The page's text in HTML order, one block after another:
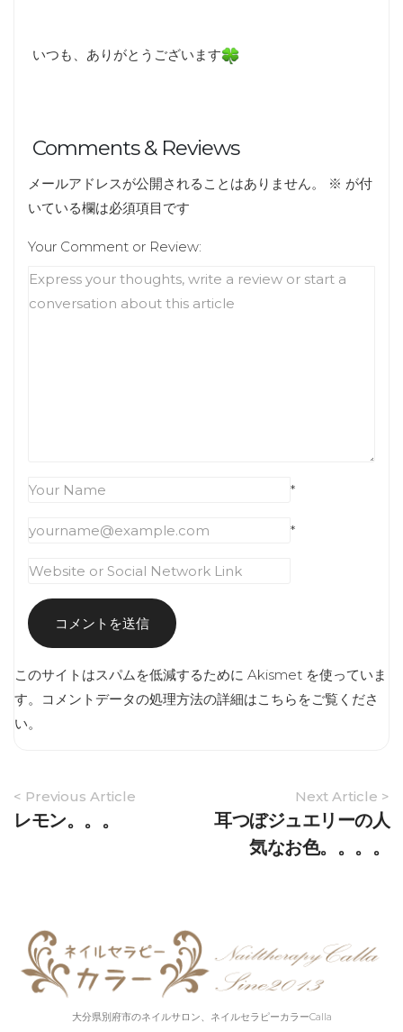
いつも、ありがとうございます
Comments & Reviews
メールアドレスが公開されることはありません。 ※ が付
いている欄は必須項目です
Your Comment or Review:
*
*
このサイトはスパムを低減するために Akismet を使っていま
す。
コメントデータの処理方法の詳細はこちらをご覧くださ
い。
Article
Navigation
< Previous Article
レモン。。。
Next Article >
耳つぼジュエリーの人
気なお色。。。。
大分県別府市のネイルサロン、ネイルセラピーカラーCalla